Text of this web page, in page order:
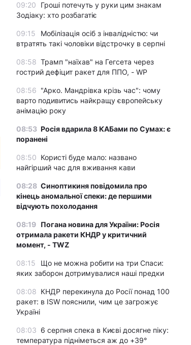
09:20
Гроші потечуть у руки цим знакам
Зодіаку: хто розбагатіє
09:15
Мобілізація осіб з інвалідністю: чи
втратять такі чоловіки відстрочку в серпні
08:58 Трамп "наїхав" на Гегсета через
гострий дефіцит ракет для ППО, - WP
08:56 "Арко. Мандрівка крізь час": чому
варто подивитись найкращу європейську
анімацію року
08:53 Росія вдарила 8 КАБами по Сумах: є
поранені
08:50 Користі буде мало: названо
найгірший час для вживання кави
08:28 Синоптикиня повідомила про
кінець аномальної спеки: де першими
відчують похолодання
08:19 Погана новина для України: Росія
отримала ракети КНДР у критичний
момент, - TWZ
08:15
Що не можна робити на три Спаси:
яких заборон дотримувалися наші предки
08:08 КНДР перекинула до Росії понад 100
ракет: в ISW пояснили, чим це загрожує
Україні
08:03 6 серпня спека в Києві досягне піку:
температура підніметься аж до +39°